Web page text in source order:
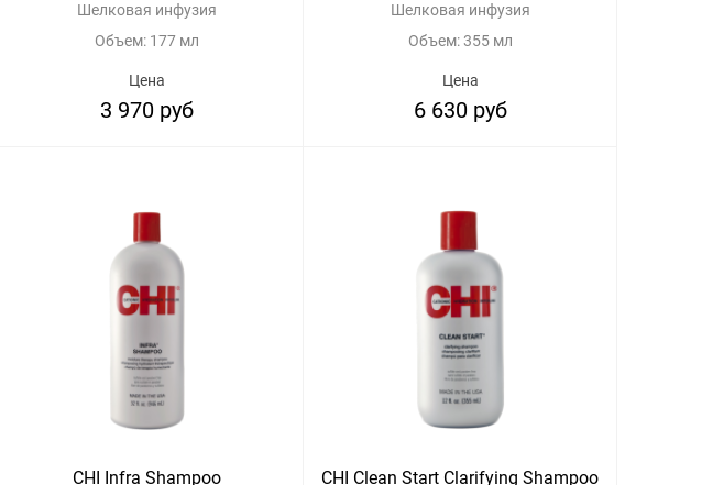
Шелковая инфузия
Объем: 177 мл
Цена
3 970 руб
Шелковая инфузия
Объем: 355 мл
Цена
6 630 руб
CHI Infra Shampoo CHI Clean Start Clarifying Shampoo